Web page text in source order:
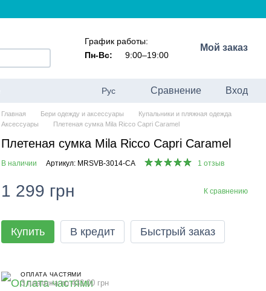
График работы:
Пн-Вс:
9:00–19:00
Мой заказ
Рус Сравнение Вход
Главная Бери одежду и аксессуары
Купальники и пляжная одежда
Аксессуары
Плетеная сумка Mila Ricco Capri Caramel
Плетеная сумка Mila Ricco Capri Caramel
В наличии Артикул: MRSVB-3014-CA 1 отзыв
1 299 грн К сравнению
Купить В кредит Быстрый заказ
ОПЛАТА ЧАСТЯМИ
3 платежа по 433.00 грн